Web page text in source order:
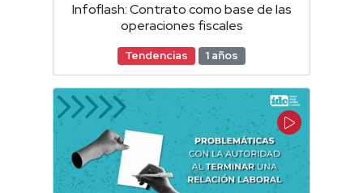
Infoflash: Contrato como base de las
operaciones fiscales
Tendencias 1 años